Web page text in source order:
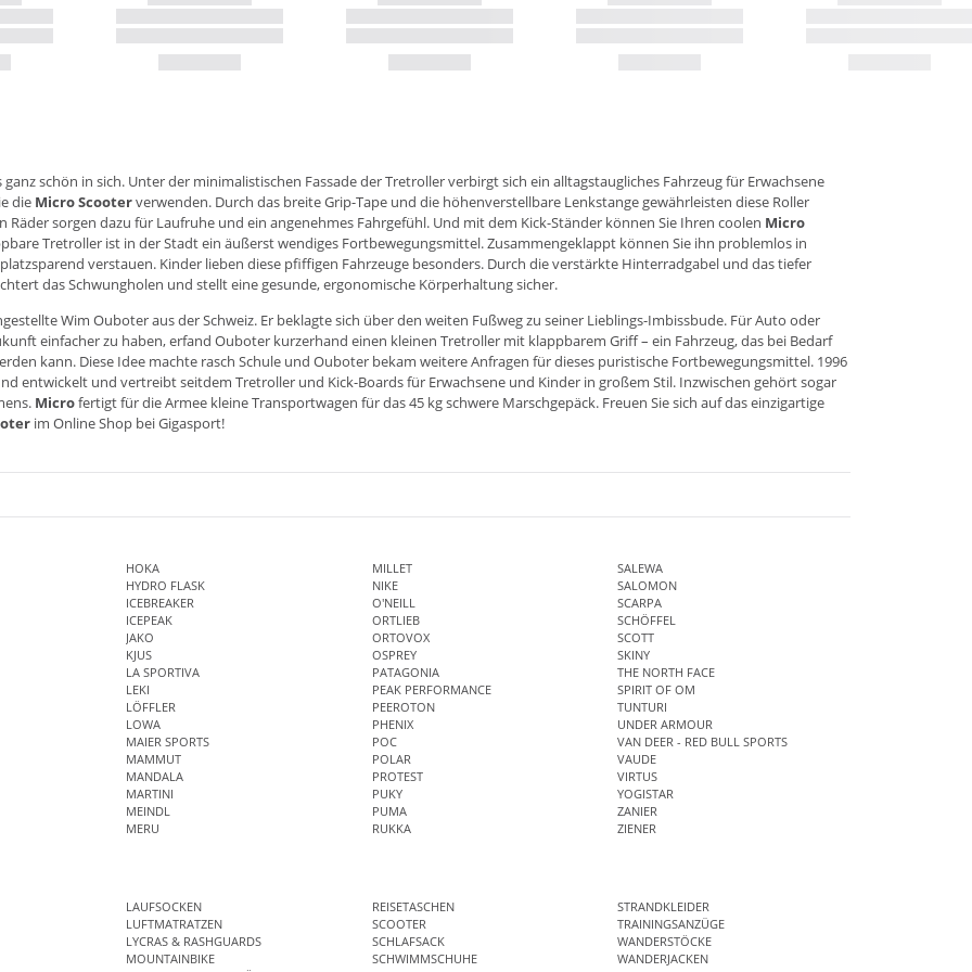
schön in sich. Unter der minimalistischen Fassade der Tretroller verbirgt sich ein alltagstaugliches Fahrzeug für Erwachsene
die Micro Scooterverwenden. Durch das breite Grip-Tape und die höhenverstellbare Lenkstange gewährleisten diese Roller
sorgen dazu für Laufruhe und ein angenehmes Fahrgefühl. Und mit dem Kick-Ständer können Sie Ihren coolen Micro
Tretroller ist in der Stadt ein äußerst wendiges Fortbewegungsmittel. Zusammengeklappt können Sie ihn problemlos in
verstauen. Kinder lieben diese pfiffigen Fahrzeuge besonders. Durch die verstärkte Hinterradgabel und das tiefer
das Schwungholen und stellt eine gesunde, ergonomische Körperhaltung sicher.
Wim Ouboter aus der Schweiz. Er beklagte sich über den weiten Fußweg zu seiner Lieblings-Imbissbude. Für Auto oder
einfacher zu haben, erfand Ouboter kurzerhand einen kleinen Tretroller mit klappbarem Griff – ein Fahrzeug, das bei Bedarf
kann. Diese Idee machte rasch Schule und Ouboter bekam weitere Anfragen für dieses puristische Fortbewegungsmittel. 1996
entwickelt und vertreibt seitdem Tretroller und Kick-Boards für Erwachsene und Kinder in großem Stil. Inzwischen gehört sogar
Microfertigt für die Armee kleine Transportwagen für das 45 kg schwere Marschgepäck. Freuen Sie sich auf das einzigartige
im Online Shop bei Gigasport!
HOKA
HYDRO FLASK
ICEBREAKER
ICEPEAK
JAKO
KJUS
LA SPORTIVA
LEKI
LÖFFLER
LOWA
MAIER SPORTS
MAMMUT
MANDALA
MARTINI
MEINDL
MERU
MILLET
NIKE
O'NEILL
ORTLIEB
ORTOVOX
OSPREY
PATAGONIA
PEAK PERFORMANCE
PEEROTON
PHENIX
POC
POLAR
PROTEST
PUKY
PUMA
RUKKA
SALEWA
SALOMON
SCARPA
SCHÖFFEL
SCOTT
SKINY
THE NORTH FACE
SPIRIT OF OM
TUNTURI
UNDER ARMOUR
VAN DEER - RED BULL SPORTS
VAUDE
VIRTUS
YOGISTAR
ZANIER
ZIENER
LAUFSOCKEN
LUFTMATRATZEN
LYCRAS & RASHGUARDS
MOUNTAINBIKE
REISETASCHEN
SCOOTER
SCHLAFSACK
SCHWIMMSCHUHE
STRANDKLEIDER
TRAININGSANZÜGE
WANDERSTÖCKE
WANDERJACKEN